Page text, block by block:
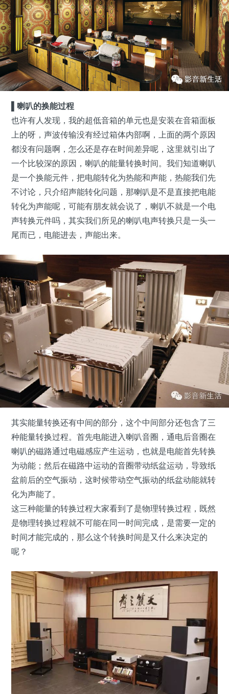
▌喇叭的换能过程
也许有人发现，我的超低音箱的单元也是安装在音箱面板
上的呀，声波传输没有经过箱体内部啊，上面的两个原因
都没有问题啊，怎么还是存在时间差异呢，这里就引出了
一个比较深的原因，喇叭的能量转换时间。我们知道喇叭
是一个换能元件，把电能转化为热能和声能，热能我们先
不讨论，只介绍声能转化问题，那喇叭是不是直接把电能
转化为声能呢，可能有朋友就会说了，喇叭不就是一个电
声转换元件吗，其实我们所见的喇叭电声转换只是一头一
尾而已，电能进去，声能出来。
其实能量转换还有中间的部分，这个中间部分还包含了三
种能量转换过程。首先电能进入喇叭音圈，通电后音圈在
喇叭的磁路通过电磁感应产生运动，也就是电能首先转换
为动能；然后在磁路中运动的音圈带动纸盆运动，导致纸
盆前后的空气振动，这时候带动空气振动的纸盆动能就转
化为声能了。
这三种能量的转换过程大家看到了是物理转换过程，既然
是物理转换过程就不可能在同一时间完成，是需要一定的
时间才能完成的，那么这个转换时间是又什么来决定的
呢？